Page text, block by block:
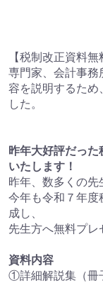
【税制改正資料無
専門家、会計事務
容を説明するため
した。
昨年大好評だった
いたします！
昨年、数多くの先
今年も令和７年度
成し、
先生方へ無料プレ
資料内容
①詳細解説集（冊